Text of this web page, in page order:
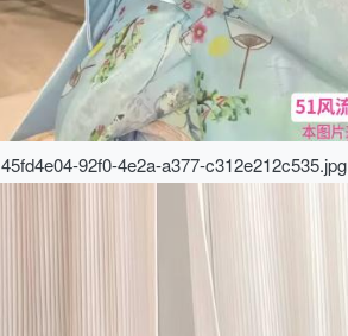
45fd4e04-92f0-4e2a-a377-c312e212c535.jpg